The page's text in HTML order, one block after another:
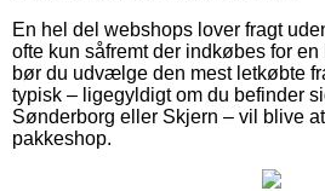
En hel del webshops lover fragt
ofte kun såfremt der indkøbes for
bør du udvælge den mest letkøbte
typisk – ligegyldigt om du befinder
Sønderborg eller Skjern – vil blive
pakkeshop.